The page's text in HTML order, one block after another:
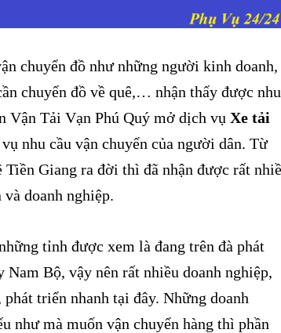
chuyển đồ như những người kinh doanh,
chuyển đồ về quê,… nhận thấy được nhu
Vận Tải Vạn Phú Quý mở dịch vụ Xe tải
nhu cầu vận chuyển của người dân. Từ
Giang ra đời thì đã nhận được rất
doanh nghiệp.
tỉnh được xem là đang trên đà phát
Bộ, vậy nên rất nhiều doanh nghiệp,
triển nhanh tại đây. Những doanh
như mà muốn vận chuyển hàng thì phần